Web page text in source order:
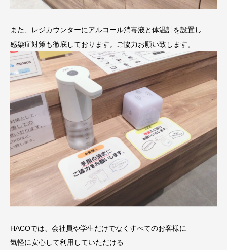
また、レジカウンターにアルコール消毒液と体温計を設置し
感染症対策も徹底しております。ご協力お願い致します。
HACOでは、会社員や学生だけでなくすべてのお客様に
気軽に安心して利用していただける